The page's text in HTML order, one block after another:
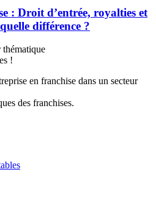
: Droit d’entrée, royalties et
différence ?
thématique
!
en franchise dans un secteur
des franchises.